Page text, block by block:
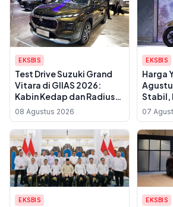
EKSBIS
Test Drive Suzuki Grand
Vitara di GIIAS 2026:
Kabin Kedap dan Radius
Putar 5,4 Meter
08 Agustus 2026
EKSBIS
Harga
Stabil,
2025
07
EKSBIS EKSBIS